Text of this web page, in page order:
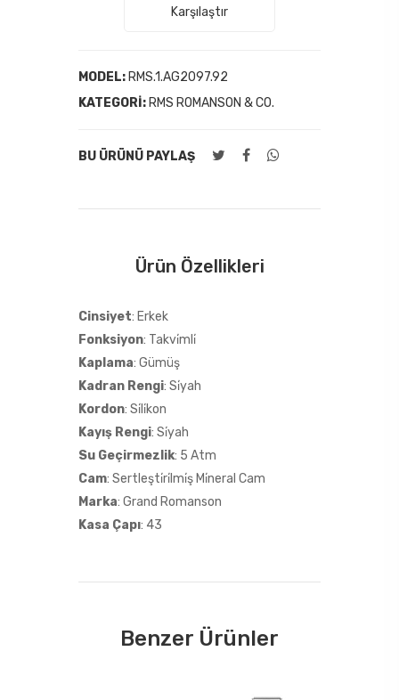
Karşılaştır
MODEL: RMS.1.AG2097.92
KATEGORI: RMS ROMANSON & CO.
BU ÜRÜNÜ PAYLAŞ
Ürün Özellikleri
Cinsiyet: Erkek
Fonksiyon: Takvi̇mli̇
Kaplama: Gümüş
Kadran Rengi: Si̇yah
Kordon: Si̇li̇kon
Kayış Rengi: Si̇yah
Su Geçirmezlik: 5 Atm
Cam: Sertleşti̇ri̇lmi̇ş Mi̇neral Cam
Marka: Grand Romanson
Kasa Çapı: 43
Benzer Ürünler